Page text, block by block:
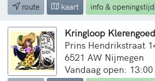
route kaart info &
Kringloop Klerengoed
Prins Hendrikstraat
6521 AW Nijmegen
Vandaag open: